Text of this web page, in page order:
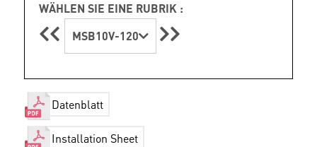
WÄHLEN SIE EINE RUBRIK :
MSB10V-120
Datenblatt
Installation Sheet